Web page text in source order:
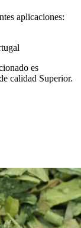
aplicaciones:
es
calidad Superior.